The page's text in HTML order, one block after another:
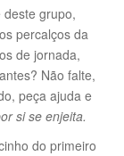
grupo,
percalços da
de jornada,
Não falte,
peça ajuda e
si se enjeita.
do primeiro